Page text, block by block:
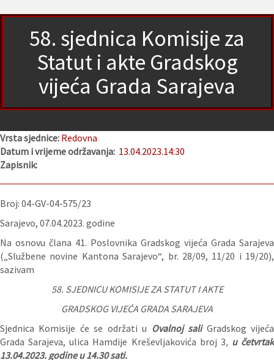
58. sjednica Komisije za
Statut i akte Gradskog
vijeća Grada Sarajeva
Vrsta sjednice: Redovna
Datum i vrijeme održavanja: 13.04.2023.14:30
Zapisnik:
Broj: 04-GV-04-575/23
Sarajevo, 07.04.2023. godine
Na osnovu člana 41. Poslovnika Gradskog vijeća Grada Sarajeva
(„Službene novine Kantona Sarajevo“, br. 28/09, 11/20 i 19/20),
sazivam
58. SJEDNICU KOMISIJE ZA STATUT I AKTE
GRADSKOG VIJEĆA GRADA SARAJEVA
Sjednica Komisije će se održati u Ovalnoj saliGradskog vijeća
Grada Sarajeva, ulica Hamdije Kreševljakovića broj 3,u četvrtak
13.04.2023. godine u 14.30 sati.